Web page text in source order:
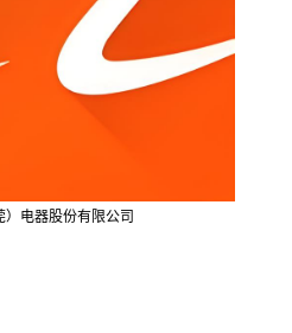
电器股份有限公司